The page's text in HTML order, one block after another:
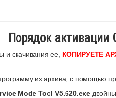
Порядок активации
и скачивания ее, КОПИРУЕТЕ
из архива, с помощью
Mode Tool V5.620.exe